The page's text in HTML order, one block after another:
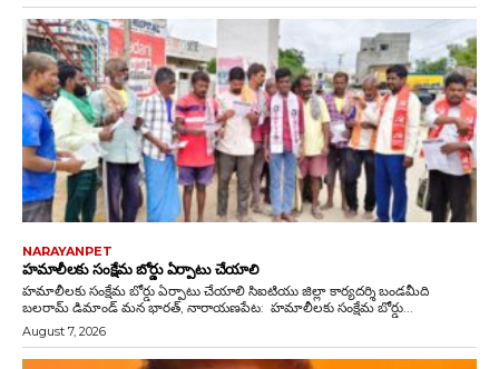
NARAYANPET
హమాలీలకు సంక్షేమ బోర్డు ఏర్పాటు చేయాలి
హమాలీలకు సంక్షేమ బోర్డు ఏర్పాటు చేయాలి సిఐటియు జిల్లా కార్యదర్శి బండమీది
బలరామ్ డిమాండ్ మన భారత్, నారాయణపేట: హమాలీలకు సంక్షేమ బోర్డు...
August 7, 2026